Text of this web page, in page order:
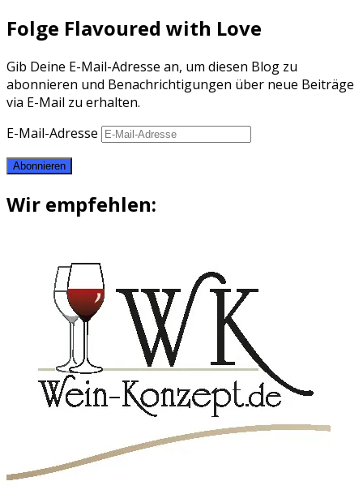
Folge Flavoured with Love
Gib Deine E-Mail-Adresse an, um diesen Blog zu
abonnieren und Benachrichtigungen über neue Beiträge
via E-Mail zu erhalten.
E-Mail-Adresse
Abonnieren
Wir empfehlen: